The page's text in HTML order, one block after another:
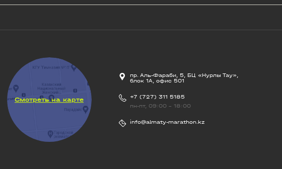
Смотреть на карте
пр. Аль-Фараби, 5, БЦ «Нурлы Тау»,
блок 1А, офис 501
+7 (727) 311 5185
пн-пт, 09:00 - 18:00
info@almaty-marathon.kz